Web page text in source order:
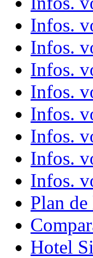
Infos.
Infos.
Infos.
Infos.
Infos.
Infos.
Infos.
Infos.
Plan
Hotel